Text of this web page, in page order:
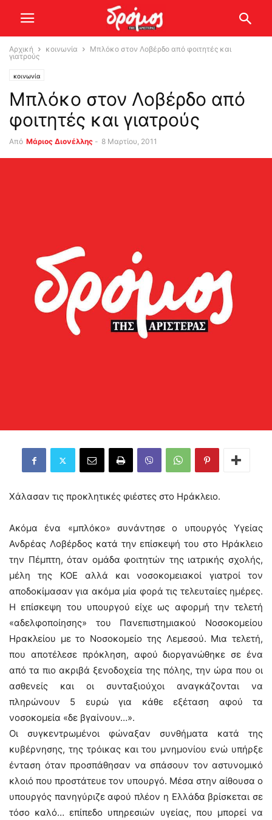
Αρχική κοινωνία
Μπλόκο στον Λοβέρδο από φοιτητές και
γιατρούς
κοινωνία
Μπλόκο στον Λοβέρδο από
φοιτητές και γιατρούς
Από Μάριος Διονέλλης - 8 Μαρτίου, 2011
Χάλασαν τις προκλητικές φιέστες στο Ηράκλειο.
Ακόμα ένα «μπλόκο» συνάντησε ο υπουργός Υγείας
Ανδρέας Λοβέρδος κατά την επίσκεψή του στο Ηράκλειο
την Πέμπτη, όταν ομάδα φοιτητών της ιατρικής σχολής,
μέλη της ΚΟΕ αλλά και νοσοκομειακοί γιατροί τον
αποδοκίμασαν για ακόμα μία φορά τις τελευταίες ημέρες.
Η επίσκεψη του υπουργού είχε ως αφορμή την τελετή
«αδελφοποίησης» του Πανεπιστημιακού Νοσοκομείου
Ηρακλείου με το Νοσοκομείο της Λεμεσού. Μια τελετή,
που αποτέλεσε πρόκληση, αφού διοργανώθηκε σε ένα
από τα πιο ακριβά ξενοδοχεία της πόλης, την ώρα που οι
ασθενείς και οι συνταξιούχοι αναγκάζονται να
πληρώνουν 5 ευρώ για κάθε εξέταση αφού τα
νοσοκομεία «δε βγαίνουν…».
Οι συγκεντρωμένοι φώναξαν συνθήματα κατά της
κυβέρνησης, της τρόικας και του μνημονίου ενώ υπήρξε
ένταση όταν προσπάθησαν να σπάσουν τον αστυνομικό
κλοιό που προστάτευε τον υπουργό. Μέσα στην αίθουσα ο
υπουργός πανηγύριζε αφού πλέον η Ελλάδα βρίσκεται σε
τόσο καλό… επίπεδο υπηρεσιών υγείας, που μπορεί να